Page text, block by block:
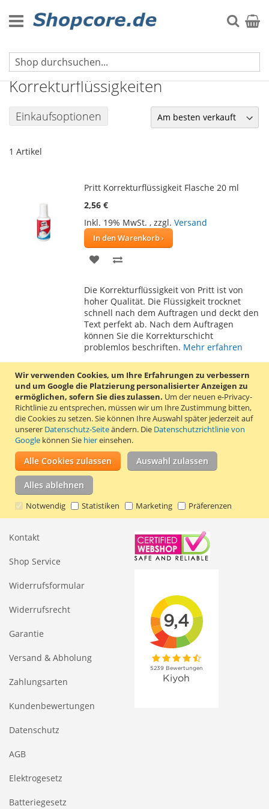
Wir verwenden Cookies, um Ihre Erfahrungen zu verbessern
und um Google die Platzierung personalisierter Anzeigen zu
ermöglichen, sofern Sie dies zulassen. Um der neuen e-Privacy-
Richtlinie zu entsprechen, müssen wir um Ihre Zustimmung bitten,
die Cookies zu setzen.Sie können Ihre Auswahl später jederzeit auf
unserer Datenschutz-Seiteändern. Die Datenschutzrichtlinie von
Google können Sie hiereinsehen.
Alle Cookies zulassen Auswahl zulassen
Alles ablehnen
Notwendig Statistiken Marketing Präferenzen
Inhalt
springen
Suche
Mein
Korrekturmittel
Korrekturflüssigkeiten
Einkaufsoptionen
1 Artikel
Pritt Korrekturflüssigkeit Flasche 20 ml
2,56 €
Inkl. 19% MwSt. , zzgl. Versand
In den Warenkorb
ZUR
HINZUFÜGEN
HINZUFÜGEN
Die Korrekturflüssigkeit von Pritt ist von
hoher Qualität. Die Flüssigkeit trocknet
schnell nach dem Auftragen und deckt den
Text perfekt ab. Nach dem Auftragen
können Sie die Korrekturschicht
problemlos beschriften. Mehr erfahren
Meine Wunschliste
Sie haben keine Artikel auf Ihrer Wunschliste.
Information
Kontakt
Shop Service
Widerrufsformular
Widerrufsrecht
Garantie
Versand & Abholung
Zahlungsarten
Kundenbewertungen
Datenschutz
AGB
Elektrogesetz
Batteriegesetz
Bewertungen